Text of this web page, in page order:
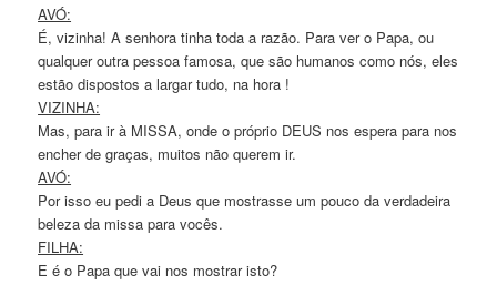
AVÓ:
É, vizinha! A senhora tinha toda a razão. Para ver o Papa, ou
qualquer outra pessoa famosa, que são humanos como nós, eles
estão dispostos a largar tudo, na hora !
VIZINHA:
Mas, para ir à MISSA, onde o próprio DEUS nos espera para nos
encher de graças, muitos não querem ir.
AVÓ:
Por isso eu pedi a Deus que mostrasse um pouco da verdadeira
beleza da missa para vocês.
FILHA:
E é o Papa que vai nos mostrar isto?